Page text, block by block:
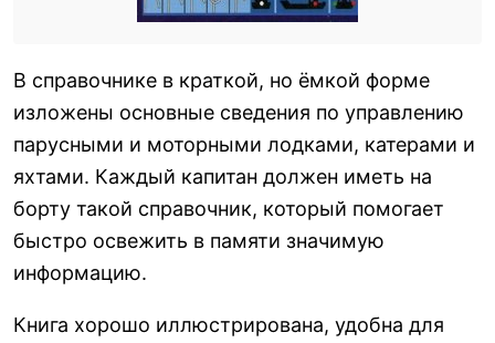
В справочнике в краткой, но ёмкой форме
изложены основные сведения по управлению
парусными и моторными лодками, катерами и
яхтами. Каждый капитан должен иметь на
борту такой справочник, который помогает
быстро освежить в памяти значимую
информацию.
Книга хорошо иллюстрирована, удобна для